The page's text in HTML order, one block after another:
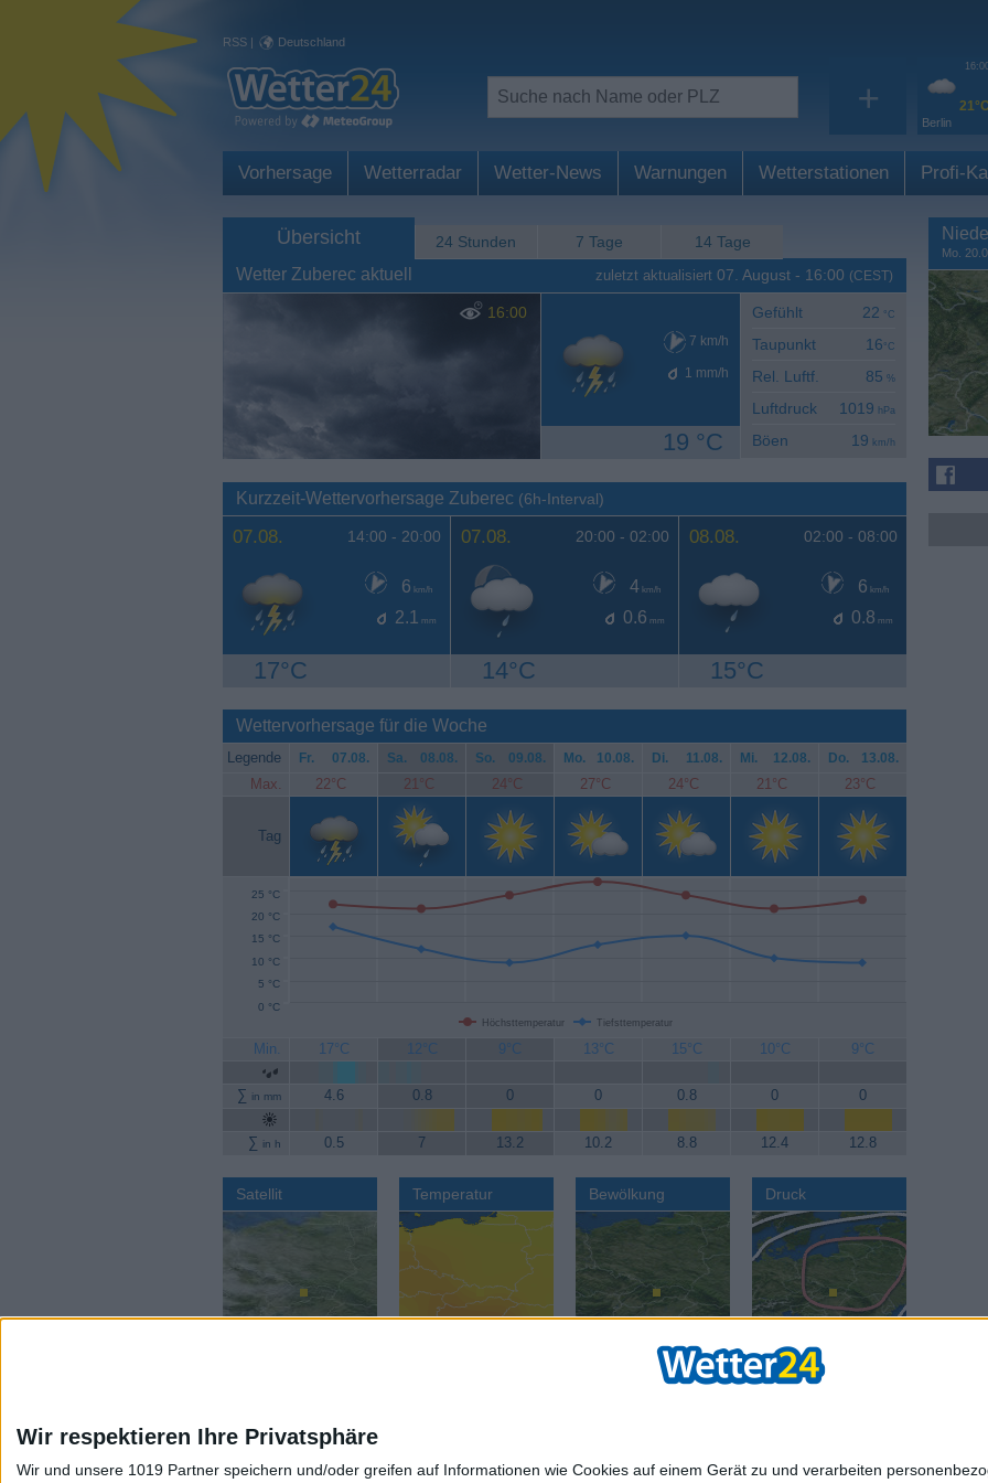
Wir respektieren Ihre Privatsphäre
Wir und unsere 1019 Partner speichern und/oder greifen auf Informationen wie Cookies auf einem Gerät zu und verarbeiten
RSS | Deutschland
+ 21°C
Berlin
Vorhersage Wetterradar Wetter-News Warnungen Wetterstationen Profi-
Übersicht 24 Stunden 7 Tage 14 Tage
Wetter Zuberec aktuell zuletzt aktualisiert 07. August - 16:00 (CEST)
16:00
7 km/h
1 mm/h
19 °C
Gefühlt 22 °C
Taupunkt 16 °C
Rel. Luftf. 85 %
Luftdruck 1019 hPa
Böen 19 km/h
Kurzzeit-Wettervorhersage Zuberec (6h-Interval)
07.08. 14:00 - 20:00
6 km/h
2.1 mm
17°C
07.08. 20:00 - 02:00
4 km/h
0.6 mm
14°C
08.08. 02:00 - 08:00
6 km/h
0.8 mm
15°C
Wettervorhersage für die Woche
Legende Fr. 07.08. Sa. 08.08. So. 09.08. Mo. 10.08. Di. 11.08. Mi. 12.08. Do. 13.08.
Max. 22°C 21°C 24°C 27°C 24°C 21°C 23°C
Tag
Höchsttemperatur Tiefsttemperatur
0 °C
5 °C
10 °C
15 °C
20 °C
25 °C
Min. 17°C 12°C 9°C 13°C 15°C 10°C 9°C
∑ in mm 4.6 0.8 0 0 0.8 0 0
∑ in h 0.5 7 13.2 10.2 8.8 12.4 12.8
Satellit Temperatur Bewölkung Druck
Mo.
Aktuelles Wetter: Wettervorhersage: Reisewetter: Reisewetter: Städte